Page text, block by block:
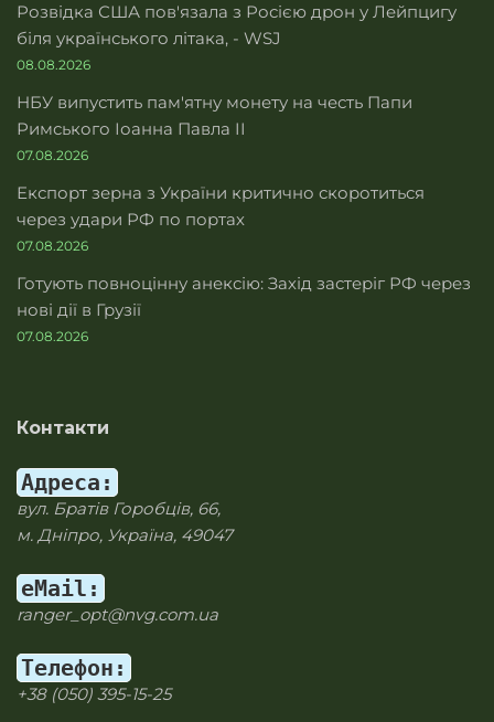
Розвідка США пов'язала з Росією дрон у Лейпцигу
біля українського літака, - WSJ
08.08.2026
НБУ випустить пам'ятну монету на честь Папи
Римського Іоанна Павла II
07.08.2026
Експорт зерна з України критично скоротиться
через удари РФ по портах
07.08.2026
Готують повноцінну анексію: Захід застеріг РФ через
нові дії в Грузії
07.08.2026
Контакти
Адреса:
вул. Братів Горобців, 66,
м. Дніпро, Україна, 49047
eMail:
ranger_opt@nvg.com.ua
Телефон:
+38 (050) 395-15-25